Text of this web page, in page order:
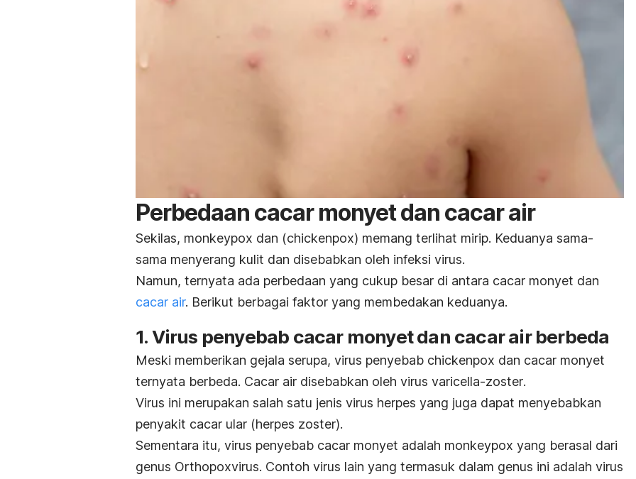
Perbedaan cacar monyet dan cacar air
Sekilas, monkeypox dan (chickenpox) memang terlihat mirip. Keduanya sama-
sama menyerang kulit dan disebabkan oleh infeksi virus.
Namun, ternyata ada perbedaan yang cukup besar di antara cacar monyet dan
cacar air. Berikut berbagai faktor yang membedakan keduanya.
1. Virus penyebab cacar monyet dan cacar air berbeda
Meski memberikan gejala serupa, virus penyebab chickenpox dan cacar monyet
ternyata berbeda. Cacar air disebabkan oleh virus varicella-zoster.
Virus ini merupakan salah satu jenis virus herpes yang juga dapat menyebabkan
penyakit cacar ular (herpes zoster).
Sementara itu, virus penyebab cacar monyet adalah monkeypox yang berasal dari
genus Orthopoxvirus. Contoh virus lain yang termasuk dalam genus ini adalah virus